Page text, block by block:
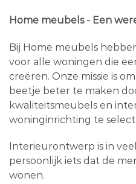
Home meubels - Een
Bij Home meubels
voor alle woningen die
creëren. Onze missie is
beetje beter te maken
kwaliteitsmeubels en
woninginrichting te
Interieurontwerp is in
persoonlijk iets dat de
wonen.